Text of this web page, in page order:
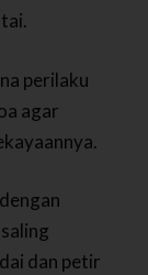
perilaku
agar
dan petir